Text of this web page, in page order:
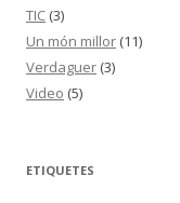
TIC (3)
Un món millor (11)
Verdaguer (3)
Video (5)
ETIQUETES